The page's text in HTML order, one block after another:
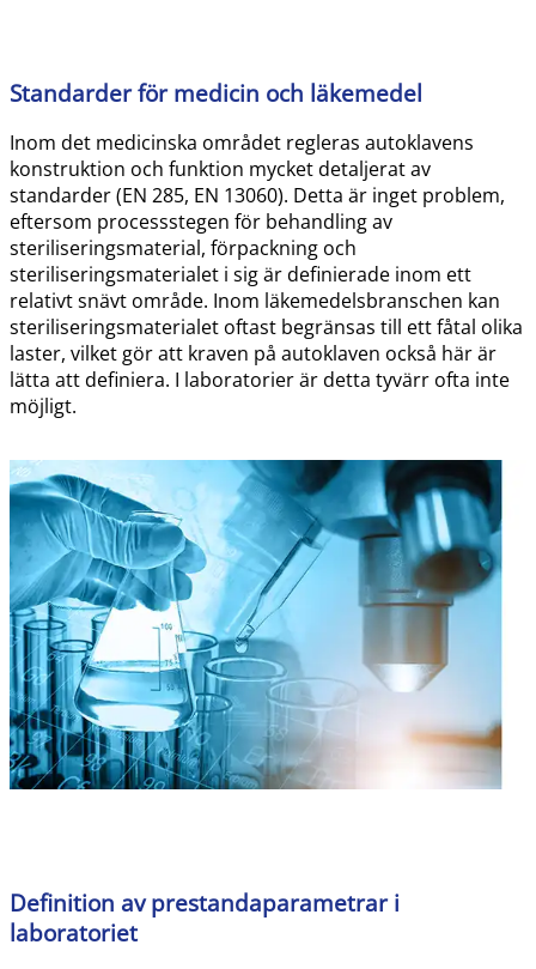
Standarder för medicin och läkemedel
Inom det medicinska området regleras autoklavens
konstruktion och funktion mycket detaljerat av
standarder (EN 285, EN 13060). Detta är inget problem,
eftersom processstegen för behandling av
steriliseringsmaterial, förpackning och
steriliseringsmaterialet i sig är definierade inom ett
relativt snävt område. Inom läkemedelsbranschen kan
steriliseringsmaterialet oftast begränsas till ett fåtal olika
laster, vilket gör att kraven på autoklaven också här är
lätta att definiera. I laboratorier är detta tyvärr ofta inte
möjligt.
Definition av prestandaparametrar i
laboratoriet